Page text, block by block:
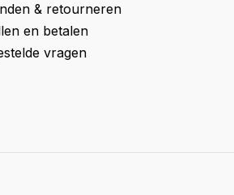
& retourneren
en betalen
vragen